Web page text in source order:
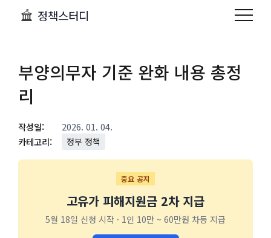
정책스터디
부양의무자 기준 완화 내용 총정
리
작성일:
2026. 01. 04.
카테고리:
정부 정책
중요 공지
고유가 피해지원금 2차 지급
5월 18일 신청 시작 · 1인 10만 ~ 60만원 차등 지급